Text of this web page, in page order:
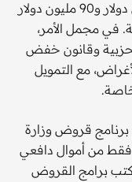
حيث حصلتا على ما يصل إلى 190 مليون دولار و90 مليون دولار
في مجمل الأمر،
وقانون خفض
هذه الأغراض، مع التمويل
برنامج قروض وزارة
17 مليار دولار فقط من أموال دافعي
برامج القروض